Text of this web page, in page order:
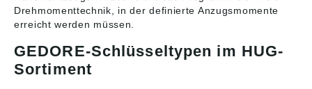
Drehmomenttechnik, in der definierte Anzugsmomente
erreicht werden müssen.
GEDORE-Schlüsseltypen im HUG-
Sortiment